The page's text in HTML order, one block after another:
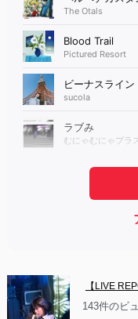
【LIVE
143件のビ